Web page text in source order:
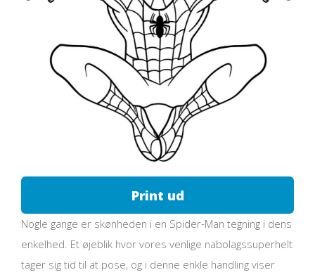
Print ud
Nogle gange er skønheden i en Spider-Man tegning i dens
enkelhed. Et øjeblik hvor vores venlige nabolagssuperhelt
tager sig tid til at pose, og i denne enkle handling viser